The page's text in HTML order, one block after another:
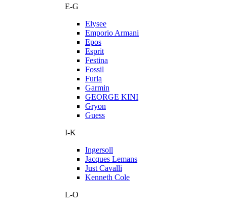
E-G
Elysee
Emporio Armani
Epos
Esprit
Festina
Fossil
Furla
Garmin
GEORGE KINI
Gryon
Guess
I-K
Ingersoll
Jacques Lemans
Just Cavalli
Kenneth Cole
L-O